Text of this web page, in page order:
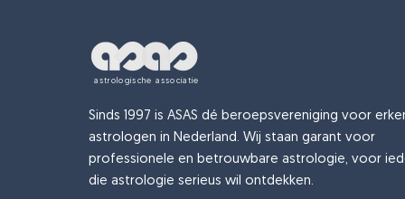
astrologische associatie
Sinds 1997 is ASAS dé beroepsvereniging voor
astrologen in Nederland. Wij staan garant voor
professionele en betrouwbare astrologie, voor
die astrologie serieus wil ontdekken.